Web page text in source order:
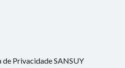
Privacidade SANSUY